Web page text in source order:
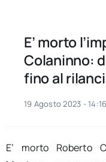
E’ morto
Colaninno:
fino al
19 Agosto 2023 - 14:16
E’ morto Roberto